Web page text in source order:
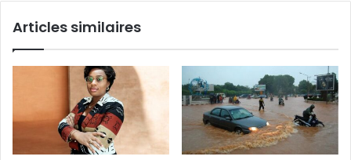
Articles similaires